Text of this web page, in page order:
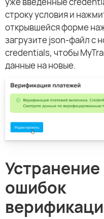
строку условия и
открывшейся форме
загрузите json-файл с
credentials, чтобы
данные на новые.
Устранение
ошибок